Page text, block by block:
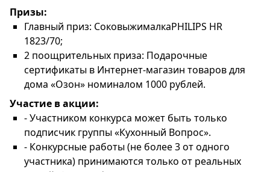
Призы:
Главный приз: СоковыжималкаPHILIPS HR
1823/70;
2 поощрительных приза: Подарочные
сертификаты в Интернет-магазин товаров для
дома «Озон» номиналом 1000 рублей.
Участие в акции:
- Участником конкурса может быть только
подписчик группы «Кухонный Вопрос».
- Конкурсные работы (не более 3 от одного
участника) принимаются только от реальных